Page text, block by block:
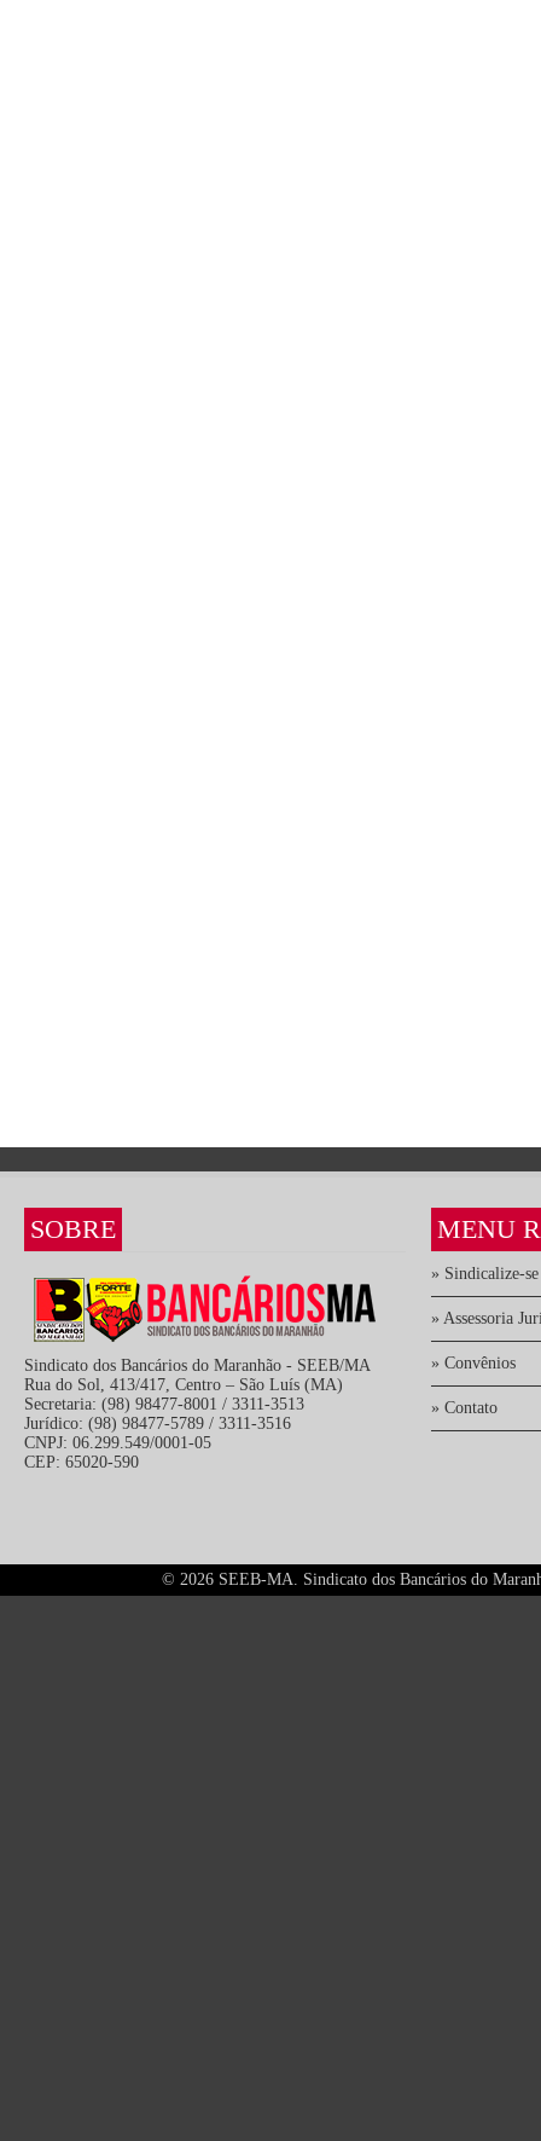
SOBRE
Sindicato dos Bancários do Maranhão - SEEB/MA
Rua do Sol, 413/417, Centro – São Luís (MA)
Secretaria: (98) 98477-8001 / 3311-3513
Jurídico: (98) 98477-5789 / 3311-3516
CNPJ: 06.299.549/0001-05
CEP: 65020-590
MENU
» Sindicalize-se
» Assessoria
» Convênios
» Contato
© 2026 SEEB-MA. Sindicato dos Bancários do